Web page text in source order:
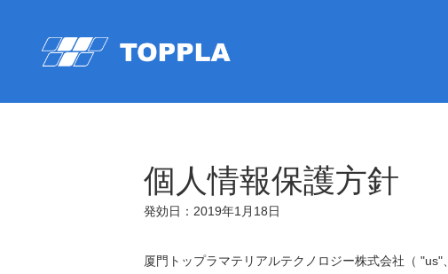
個人情報保護方針
発効日：2019年1月18日
厦門トップラマテリアルテクノロジー株式会社（